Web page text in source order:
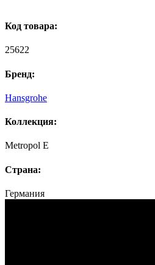
Код товара:
25622
Бренд:
Hansgrohe
Коллекция:
Metropol E
Страна:
Германия